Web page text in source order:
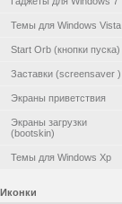
Темы для Windows Vista
Start Orb (кнопки пуска)
Заставки (screensaver )
Экраны приветствия
Экраны загрузки
(bootskin)
Темы для Windows Xp
Иконки